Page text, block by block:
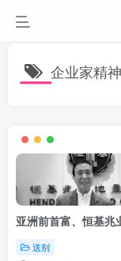
企业家精神
亚洲前首富、恒基兆
送别